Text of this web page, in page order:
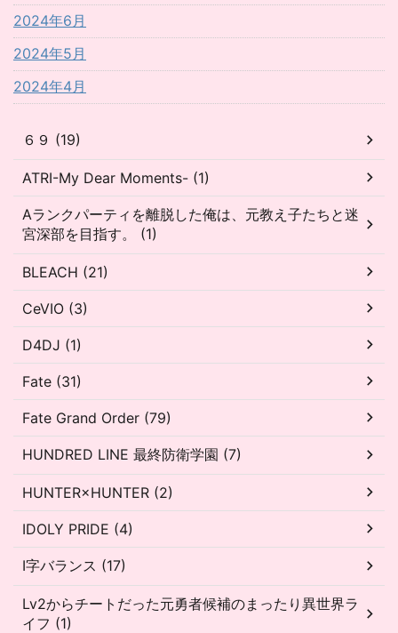
2024年6月
2024年5月
2024年4月
６９ (19)
ATRI-My Dear Moments- (1)
Aランクパーティを離脱した俺は、元教え子たちと迷
宮深部を目指す。 (1)
BLEACH (21)
CeVIO (3)
D4DJ (1)
Fate (31)
Fate Grand Order (79)
HUNDRED LINE 最終防衛学園 (7)
HUNTER×HUNTER (2)
IDOLY PRIDE (4)
I字バランス (17)
Lv2からチートだった元勇者候補のまったり異世界ラ
イフ (1)